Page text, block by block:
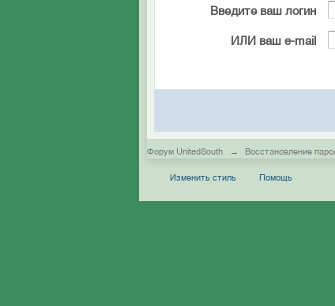
Введите ваш логин
ИЛИ ваш e-mail
Форум UnitedSouth → Восстановление
Изменить стиль Помощь